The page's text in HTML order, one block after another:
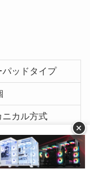
パッドタイプ
ニカル方式
るのは「Razer
+